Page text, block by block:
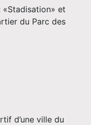
et
du Parc des
d’une ville du